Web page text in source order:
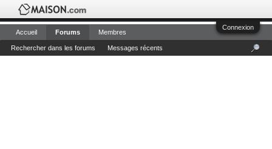
Connexion
Accueil Forums
Rechercher dans les forums Messages récents
Membres